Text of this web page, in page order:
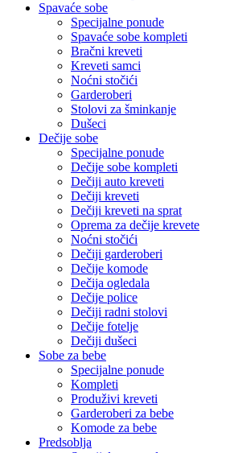
Spavaće sobe
Specijalne ponude
Spavaće sobe kompleti
Bračni kreveti
Kreveti samci
Noćni stočići
Garderoberi
Stolovi za šminkanje
Dušeci
Dečije sobe
Specijalne ponude
Dečije sobe kompleti
Dečiji auto kreveti
Dečiji kreveti
Dečiji kreveti na sprat
Oprema za dečije krevete
Noćni stočići
Dečiji garderoberi
Dečije komode
Dečija ogledala
Dečije police
Dečiji radni stolovi
Dečije fotelje
Dečiji dušeci
Sobe za bebe
Specijalne ponude
Kompleti
Produživi kreveti
Garderoberi za bebe
Komode za bebe
Predsoblja